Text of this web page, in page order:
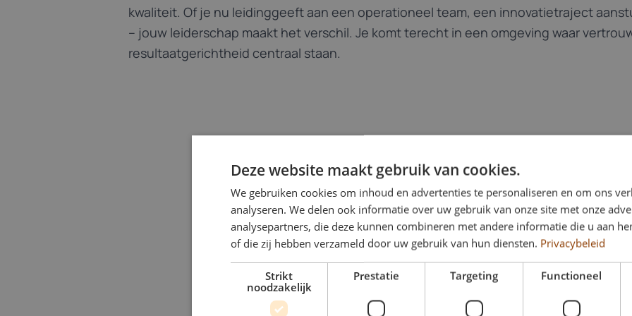
kwaliteit. Of je nu leidinggeeft aan een operationeel team, een innovatietraject
– jouw leiderschap maakt het verschil. Je komt terecht in een omgeving waar
resultaatgerichtheid centraal staan.
Welke
Management?
We zoeken
en een mensgerichte
aansturen van teams,
kracht zet en kunt
uitvoering. Je bent
en hebt oog voor
Deze website maakt gebruik van cookies.
We gebruiken cookies om inhoud en advertenties te personaliseren en om ons
analyseren. We delen ook informatie over uw gebruik van onze site met onze
analysepartners, die deze kunnen combineren met andere informatie die u aan
of die zij hebben verzameld door uw gebruik van hun diensten. Privacybeleid
Strikt
noodzakelijk
Prestatie Targeting Functioneel